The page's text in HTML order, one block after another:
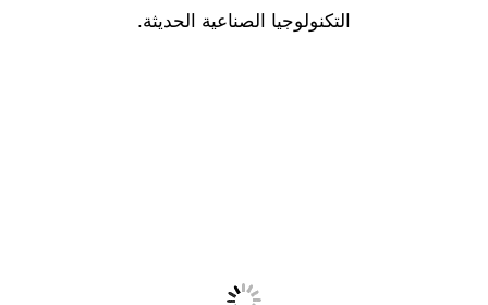
التكنولوجيا الصناعية الحديثة.